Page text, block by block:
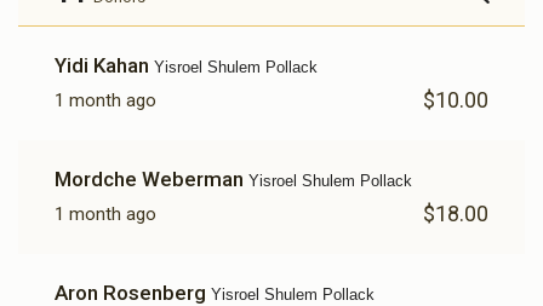
Yidi Kahan Yisroel Shulem Pollack
1 month ago $10.00
Mordche Weberman Yisroel Shulem Pollack
1 month ago $18.00
Aron Rosenberg Yisroel Shulem Pollack